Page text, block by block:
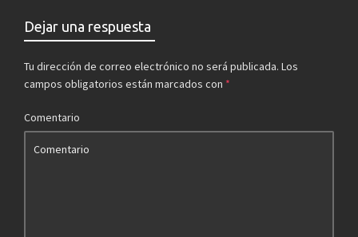
Dejar una respuesta
Tu dirección de correo electrónico no será publicada. Los
campos obligatorios están marcados con *
Comentario